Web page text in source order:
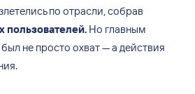
по отрасли, собрав
пользователей.Но главным
был не просто охват—а действия